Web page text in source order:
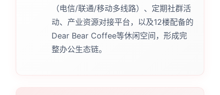
（电信/联通/移动多线路）、定期社群活
动、产业资源对接平台，以及12楼配备的
Dear Bear Coffee等休闲空间，形成完
整办公生态链。